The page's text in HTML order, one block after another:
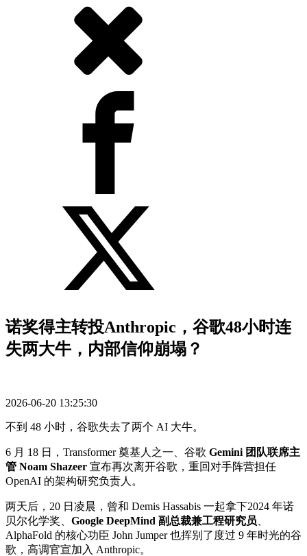
诺奖得主转投Anthropic，谷歌48小时连
失两大牛，内部信仰崩塌？
2026-06-20 13:25:30
不到 48 小时，谷歌失去了两个 AI 大牛。
6 月 18 日，Transformer 奠基人之一、谷歌 Gemini 团队联席主
管 Noam Shazeer 宣布再次离开谷歌，重回对手阵营担任
OpenAI 的架构研究负责人。
两天后，20 日凌晨，曾和 Demis Hassabis 一起拿下2024 年诺
贝尔化学奖、 Google DeepMind 副总裁兼工程研究员
AlphaFold 的核心功臣 John Jumper 也挥别了度过 9 年时光的谷
歌，高调官宣加入 Anthropic。